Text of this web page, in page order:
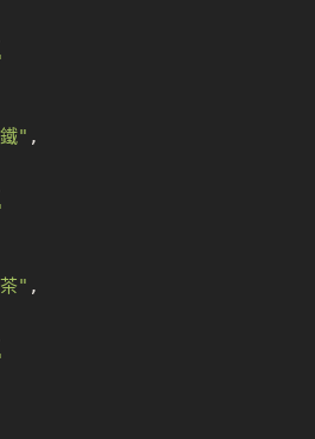
" ,
" ,